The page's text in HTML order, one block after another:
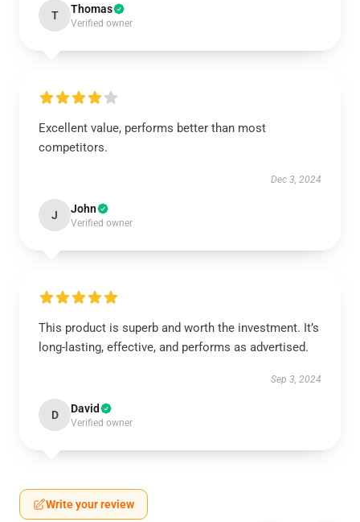
T Thomas
Verified owner
Excellent value, performs better than most
competitors.
Dec 3, 2024
J John
Verified owner
This product is superb and worth the investment. It’s
long-lasting, effective, and performs as advertised.
Sep 3, 2024
D David
Verified owner
Write your review